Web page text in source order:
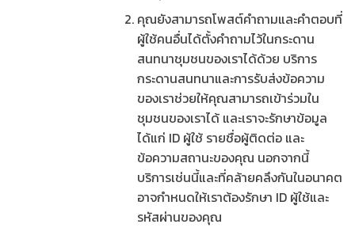
คุณยังสามารถโพสต์คำถามและคำตอบที่
ผู้ใช้คนอื่นได้ตั้งคำถามไว้ในกระดาน
สนทนาชุมชนของเราได้ด้วย บริการ
กระดานสนทนาและการรับส่งข้อความ
ของเราช่วยให้คุณสามารถเข้าร่วมใน
ชุมชนของเราได้ และเราจะรักษาข้อมูล
ได้แก่ ID ผู้ใช้ รายชื่อผู้ติดต่อ และ
ข้อความสถานะของคุณ นอกจากนี้
บริการเช่นนี้และที่คล้ายคลึงกันในอนาคต
อาจกำหนดให้เราต้องรักษา ID ผู้ใช้และ
รหัสผ่านของคุณ